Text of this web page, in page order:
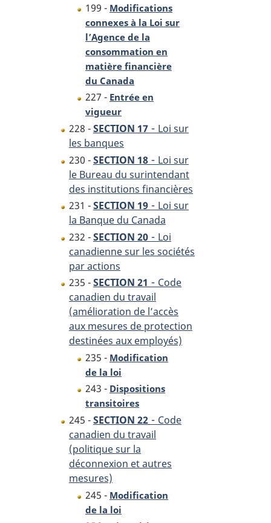
199 - Modifications
connexes à la Loi sur
l’Agence de la
consommation en
matière financière
du Canada
227 - Entrée en
vigueur
228 -SECTION 17 - Loi sur
les banques
230 -SECTION 18 - Loi sur
le Bureau du surintendant
des institutions financières
231 -SECTION 19 - Loi sur
la Banque du Canada
232 -SECTION 20 - Loi
canadienne sur les sociétés
par actions
235 -SECTION 21 - Code
canadien du travail
(amélioration de l’accès
aux mesures de protection
destinées aux employés)
235 - Modification
de la loi
243 - Dispositions
transitoires
245 -SECTION 22 - Code
canadien du travail
(politique sur la
déconnexion et autres
mesures)
245 - Modification
de la loi